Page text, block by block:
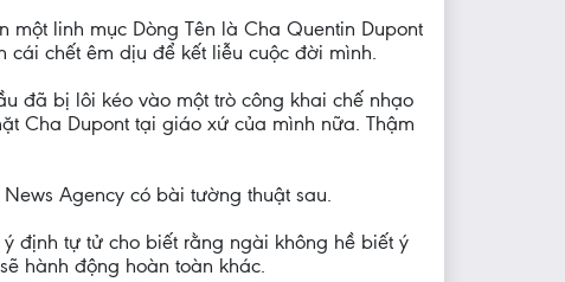
linh mục Dòng Tên là Cha Quentin Dupont
chết êm dịu để kết liễu cuộc đời mình.
đã bị lôi kéo vào một trò công khai chế nhạo
Cha Dupont tại giáo xứ của mình nữa. Thậm
Agency có bài tường thuật sau.
định tự tử cho biết rằng ngài không hề biết ý
hành động hoàn toàn khác.